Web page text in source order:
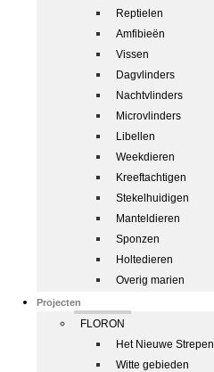
Reptielen
Amfibieën
Vissen
Dagvlinders
Nachtvlinders
Microvlinders
Libellen
Weekdieren
Kreeftachtigen
Stekelhuidigen
Manteldieren
Sponzen
Holtedieren
Overig marien
Projecten
FLORON
Het Nieuwe Strepen
Witte gebieden